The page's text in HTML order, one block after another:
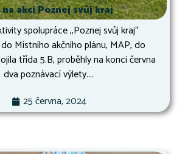
na akci Poznej svůj kraj
spolupráce ,,Poznej svůj kraj“
Místního akčního plánu, MAP, do
třída 5.B, proběhly na konci června
dva poznávací výlety....
25 června, 2024